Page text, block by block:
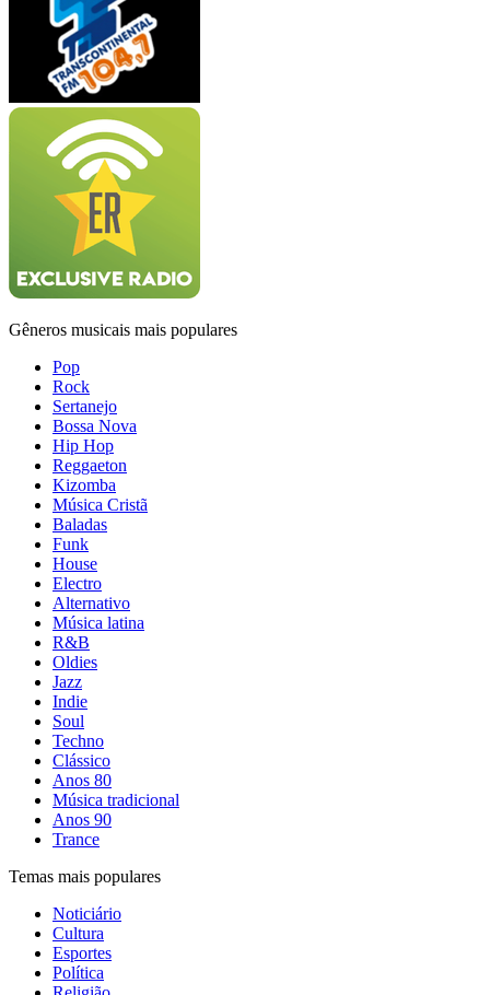
Gêneros musicais mais populares
Pop
Rock
Sertanejo
Bossa Nova
Hip Hop
Reggaeton
Kizomba
Música Cristã
Baladas
Funk
House
Electro
Alternativo
Música latina
R&B
Oldies
Jazz
Indie
Soul
Techno
Clássico
Anos 80
Música tradicional
Anos 90
Trance
Temas mais populares
Noticiário
Cultura
Esportes
Política